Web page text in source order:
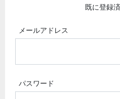
既に登録
メールアドレス
パスワード